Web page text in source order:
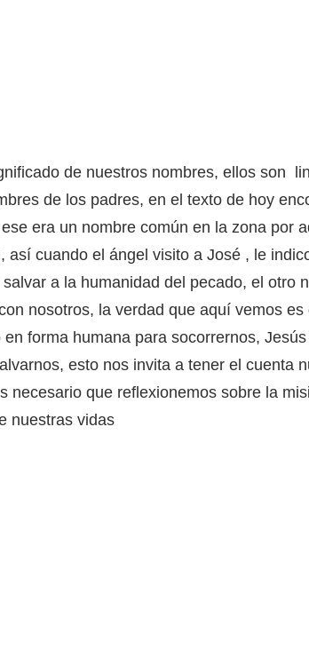
de nuestros nombres, ellos son
de los padres, en el texto de hoy
era un nombre común en la zona por
cuando el ángel visito a José , le
a la humanidad del pecado, el otro
nosotros, la verdad que aquí vemos es
forma humana para socorrernos,
esto nos invita a tener el cuenta
necesario que reflexionemos sobre la
nuestras vidas